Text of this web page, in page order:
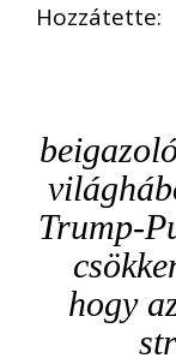
Hozzátette:
Trump-
hogy